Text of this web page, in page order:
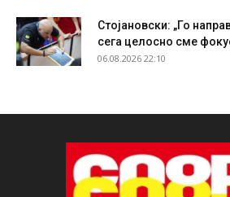
Стојановски: „Го
сега целосно сме
06.08.2026 22:10